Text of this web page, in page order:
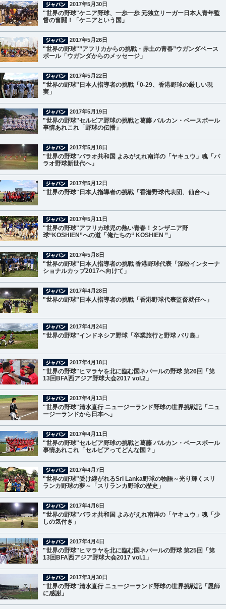
2017年5月30日
"世界の野球"ケニア野球、一歩一歩 元独立リーガー日本人青年監
督の奮闘！「ケニアという国」
2017年5月26日
"世界の野球"”アフリカからの挑戦・赤土の青春”ウガンダベース
ボール「ウガンダからのメッセージ」
2017年5月22日
"世界の野球"日本人指導者の挑戦「0-29、香港野球の厳しい現
実」
2017年5月19日
"世界の野球"セルビア野球の挑戦と葛藤 バルカン・ベースボール
事情あれこれ「野球の伝播」
2017年5月18日
"世界の野球"パラオ共和国 よみがえれ南洋の「ヤキュウ」魂「パ
ラオ野球新世代へ」
2017年5月12日
"世界の野球"日本人指導者の挑戦「香港野球代表団、仙台へ」
2017年5月11日
"世界の野球"アフリカ球児の熱い青春！タンザニア野
球“KOSHIEN”への道「俺たちの“ KOSHIEN ”」
2017年5月8日
"世界の野球"日本人指導者の挑戦 香港野球代表「深松インターナ
ショナルカップ2017へ向けて」
2017年4月28日
"世界の野球"日本人指導者の挑戦「香港野球代表監督就任へ」
2017年4月24日
"世界の野球"インドネシア野球「卒業旅行と野球 バリ島」
2017年4月18日
"世界の野球"ヒマラヤを北に臨む国ネパールの野球 第26回「第
13回BFA西アジア野球大会2017 vol.2」
2017年4月13日
"世界の野球"清水直行 ニュージーランド野球の世界挑戦記「ニュ
ージーランドから日本へ」
2017年4月11日
"世界の野球"セルビア野球の挑戦と葛藤 バルカン・ベースボール
事情あれこれ「セルビアってどんな国？」
2017年4月7日
"世界の野球"受け継がれるSri Lanka野球の物語～光り輝くスリ
ランカ野球の夢～「スリランカ野球の歴史」
2017年4月6日
"世界の野球"パラオ共和国 よみがえれ南洋の「ヤキュウ」魂「少
しの気付き」
2017年4月4日
"世界の野球"ヒマラヤを北に臨む国ネパールの野球 第25回「第
13回BFA西アジア野球大会2017 vol.1」
2017年3月30日
"世界の野球"清水直行 ニュージーランド野球の世界挑戦記「恩師
に感謝」